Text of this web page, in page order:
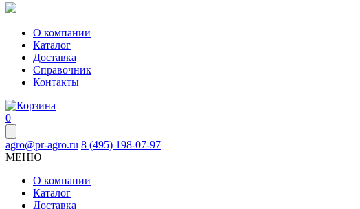
О компании
Каталог
Доставка
Справочник
Контакты
0
agro@pr-agro.ru 8 (495) 198-07-97
МЕНЮ
О компании
Каталог
Доставка